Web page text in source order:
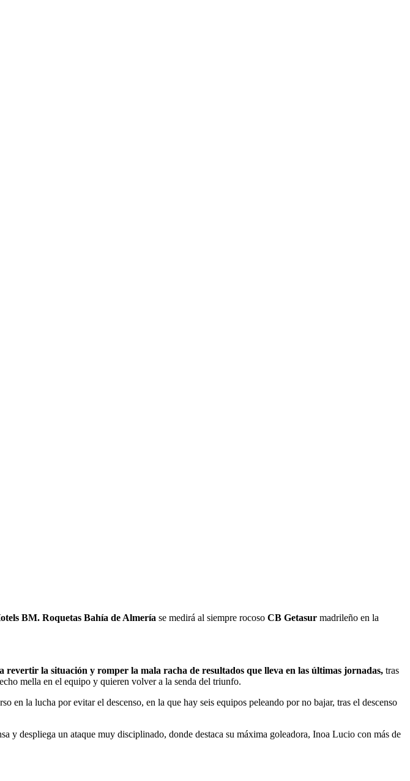
BM. Roquetas Bahía de Almería se medirá al siempre rocoso CB Getasur madrileño en la
revertir la situación y romper la mala racha de resultados que lleva en las últimas jornadas, tras
mella en el equipo y quieren volver a la senda del triunfo.
en la lucha por evitar el descenso, en la que hay seis equipos peleando por no bajar, tras el descenso
y despliega un ataque muy disciplinado, donde destaca su máxima goleadora, Inoa Lucio con más de